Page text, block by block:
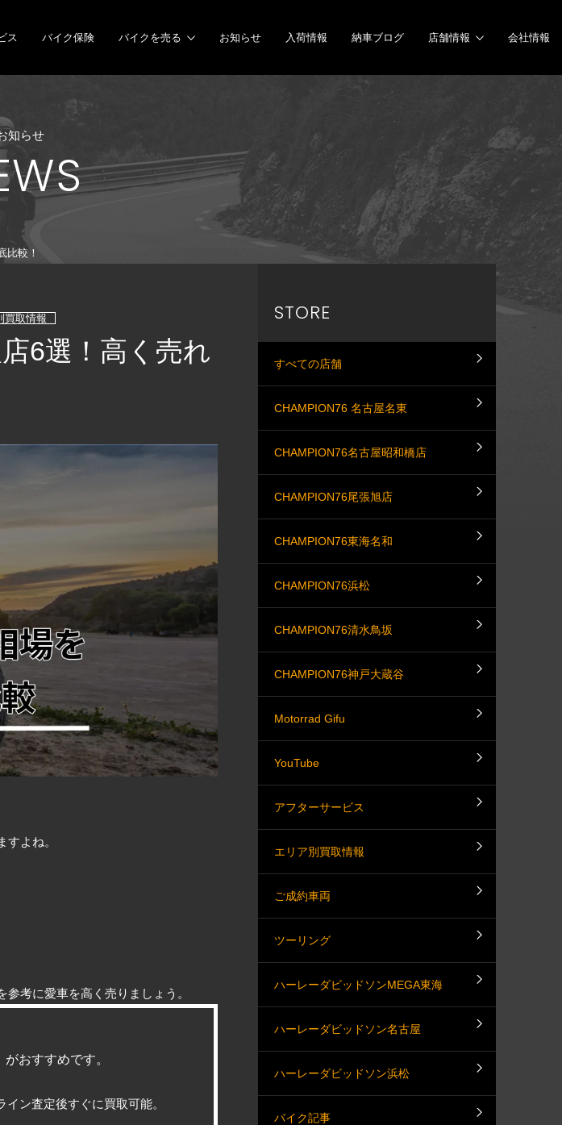
ス バイク保険 バイクを売る お知らせ 入荷情報 納車ブログ 店舗情報 会社情報
知らせ
比較！
買取情報
6選！高く売れ
よね。
考に愛車を高く売りましょう。
おすすめです。
イン査定後すぐに買取可能。
STORE
すべての店舗
CHAMPION76 名古屋名東
CHAMPION76名古屋昭和橋店
CHAMPION76尾張旭店
CHAMPION76東海名和
CHAMPION76浜松
CHAMPION76清水鳥坂
CHAMPION76神戸大蔵谷
Motorrad Gifu
YouTube
アフターサービス
エリア別買取情報
ご成約車両
ツーリング
ハーレーダビッドソンMEGA東海
ハーレーダビッドソン名古屋
ハーレーダビッドソン浜松
バイク記事